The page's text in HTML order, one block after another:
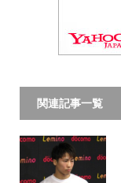
関連記事一覧